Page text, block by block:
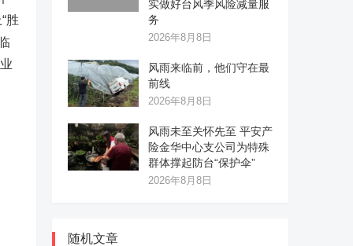
胜
实做好台风季风险减量服
务
2026年8月8日
风雨来临前，他们守在最
前线
2026年8月8日
风雨未至关怀先至 平安产
险金华中心支公司为特殊
群体撑起防台“保护伞”
2026年8月8日
随机文章